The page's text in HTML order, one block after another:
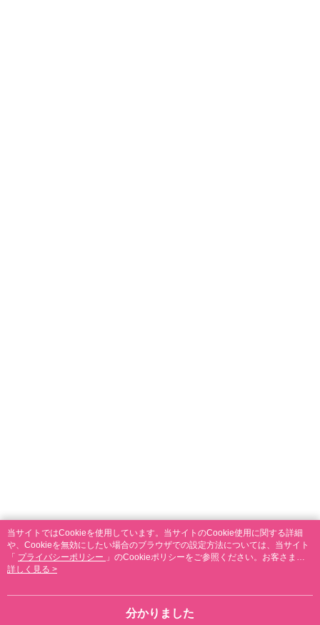
当サイトではCookieを使用しています。当サイトのCookie使用に関する詳細
や、Cookieを無効にしたい場合のブラウザでの設定方法については、当サイト
「 プライバシーポリシー 」のCookieポリシーをご参照ください。お客さま
が、当サイトを引き続き使用される場合、当社がサイト利用規約のCookieポリ
詳しく見る >
分かりました